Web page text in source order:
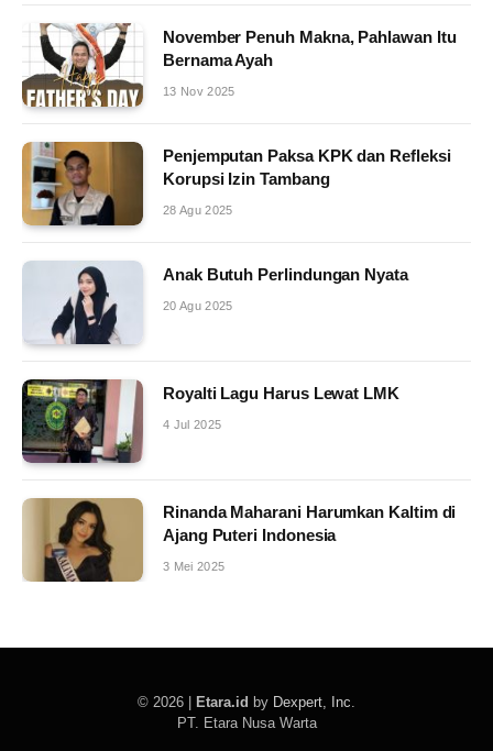
November Penuh Makna, Pahlawan Itu
Bernama Ayah
13 Nov 2025
Penjemputan Paksa KPK dan Refleksi
Korupsi Izin Tambang
28 Agu 2025
Anak Butuh Perlindungan Nyata
20 Agu 2025
Royalti Lagu Harus Lewat LMK
4 Jul 2025
Rinanda Maharani Harumkan Kaltim di
Ajang Puteri Indonesia
3 Mei 2025
© 2026 | Etara.id by Dexpert, Inc.
PT. Etara Nusa Warta